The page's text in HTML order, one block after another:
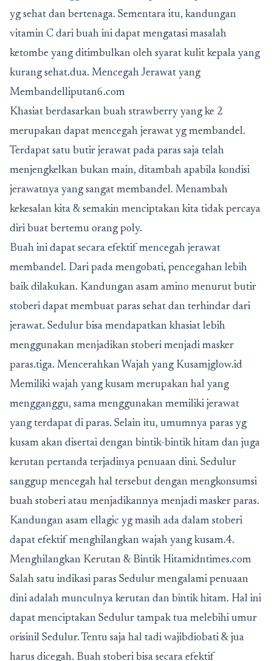
yg sehat dan bertenaga. Sementara itu, kandungan
vitamin C dari buah ini dapat mengatasi masalah
ketombe yang ditimbulkan oleh syarat kulit kepala yang
kurang sehat.dua. Mencegah Jerawat yang
Membandelliputan6.com
Khasiat berdasarkan buah strawberry yang ke 2
merupakan dapat mencegah jerawat yg membandel.
Terdapat satu butir jerawat pada paras saja telah
menjengkelkan bukan main, ditambah apabila kondisi
jerawatnya yang sangat membandel. Menambah
kekesalan kita & semakin menciptakan kita tidak percaya
diri buat bertemu orang poly.
Buah ini dapat secara efektif mencegah jerawat
membandel. Dari pada mengobati, pencegahan lebih
baik dilakukan. Kandungan asam amino menurut butir
stoberi dapat membuat paras sehat dan terhindar dari
jerawat. Sedulur bisa mendapatkan khasiat lebih
menggunakan menjadikan stoberi menjadi masker
paras.tiga. Mencerahkan Wajah yang Kusamjglow.id
Memiliki wajah yang kusam merupakan hal yang
mengganggu, sama menggunakan memiliki jerawat
yang terdapat di paras. Selain itu, umumnya paras yg
kusam akan disertai dengan bintik-bintik hitam dan juga
kerutan pertanda terjadinya penuaan dini. Sedulur
sanggup mencegah hal tersebut dengan mengkonsumsi
buah stoberi atau menjadikannya menjadi masker paras.
Kandungan asam ellagic yg masih ada dalam stoberi
dapat efektif menghilangkan wajah yang kusam.4.
Menghilangkan Kerutan & Bintik Hitamidntimes.com
Salah satu indikasi paras Sedulur mengalami penuaan
dini adalah munculnya kerutan dan bintik hitam. Hal ini
dapat menciptakan Sedulur tampak tua melebihi umur
orisinil Sedulur. Tentu saja hal tadi wajibdiobati & jua
harus dicegah. Buah stoberi bisa secara efektif